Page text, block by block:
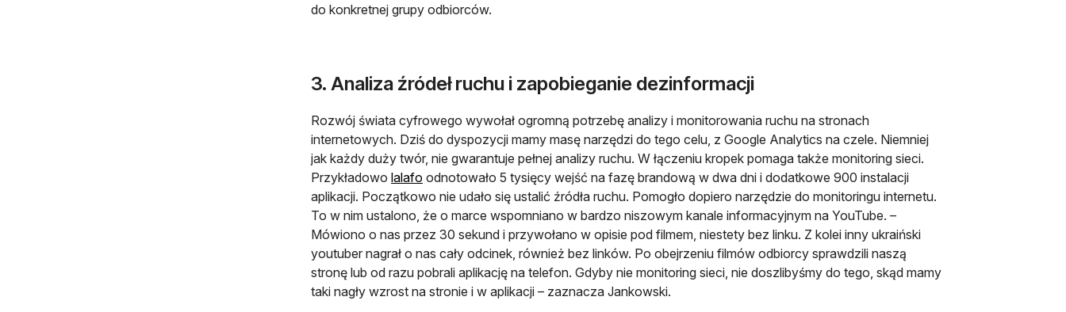
do konkretnej grupy odbiorców.
3. Analiza źródeł ruchu i zapobieganie dezinformacji
Rozwój świata cyfrowego wywołał ogromną potrzebę analizy i monitorowania ruchu na stronach
internetowych. Dziś do dyspozycji mamy masę narzędzi do tego celu, z Google Analytics na czele. Niemniej
jak każdy duży twór, nie gwarantuje pełnej analizy ruchu. W łączeniu kropek pomaga także monitoring sieci.
Przykładowo lalafo otwiera się w nowej karcie
odnotowało 5 tysięcy wejść na fazę brandową w dwa dni i dodatkowe 900 instalacji
aplikacji. Początkowo nie udało się ustalić źródła ruchu. Pomogło dopiero narzędzie do monitoringu internetu.
To w nim ustalono, że o marce wspomniano w bardzo niszowym kanale informacyjnym na YouTube. –
Mówiono o nas przez 30 sekund i przywołano w opisie pod filmem, niestety bez linku. Z kolei inny ukraiński
youtuber nagrał o nas cały odcinek, również bez linków. Po obejrzeniu filmów odbiorcy sprawdzili naszą
stronę lub od razu pobrali aplikację na telefon. Gdyby nie monitoring sieci, nie doszlibyśmy do tego, skąd mamy
taki nagły wzrost na stronie i w aplikacji – zaznacza Jankowski.